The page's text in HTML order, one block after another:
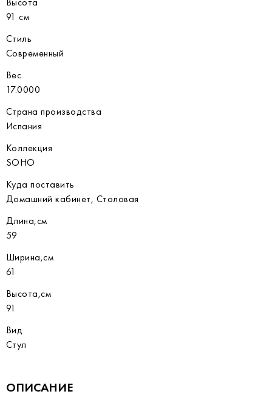
91 см
Стиль
Современный
Вес
17.0000
Страна производства
Испания
Коллекция
SOHO
Куда поставить
Домашний кабинет, Столовая
Длина,см
59
Ширина,см
61
Высота,см
91
Вид
Стул
ОПИСАНИЕ